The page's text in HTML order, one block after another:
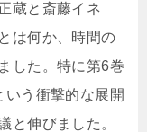
蔵と斎藤イネ
は何か、時間の
した。特に第6巻
いう衝撃的な展開
と伸びました。